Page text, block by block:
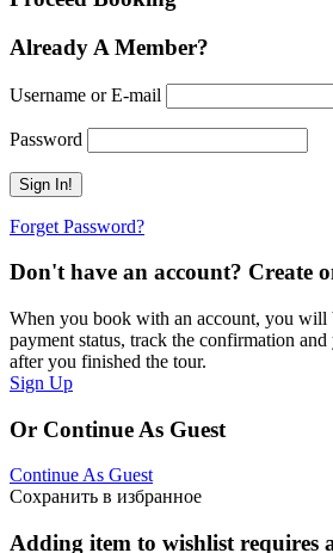
Already A Member?
Username or E-mail
Password
Forget Password?
Don't have an account? Create
When you book with an account, you will
payment status, track the confirmation
after you finished the tour.
Sign Up
Or Continue As Guest
Continue As Guest
Сохранить в избранное
Adding item to wishlist requires